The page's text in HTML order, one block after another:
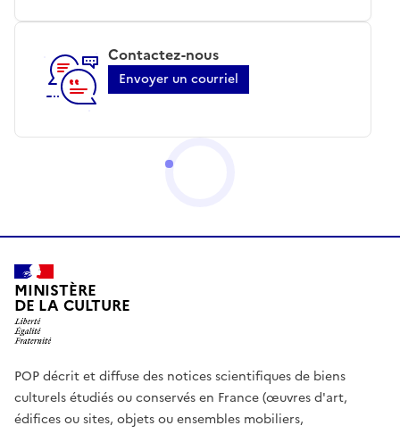
Contactez-nous
Envoyer un courriel
MINISTÈRE
DE LA CULTURE
POP décrit et diffuse des notices scientifiques de biens
culturels étudiés ou conservés en France (œuvres d'art,
édifices ou sites, objets ou ensembles mobiliers,